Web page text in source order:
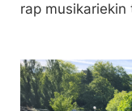
rap